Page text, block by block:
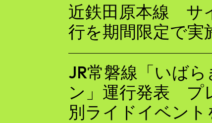
近鉄田原本線 サ
行を期間限定で実
JR常磐線「いば
ン」運行発表 プ
別ライドイベント